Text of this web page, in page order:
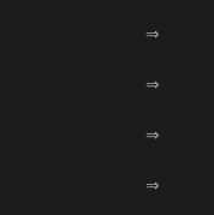
⇒
⇒
⇒
⇒